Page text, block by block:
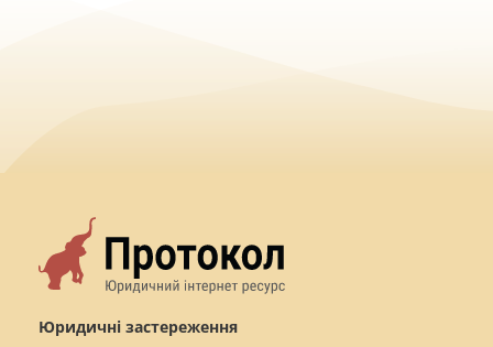
Юридичні застереження